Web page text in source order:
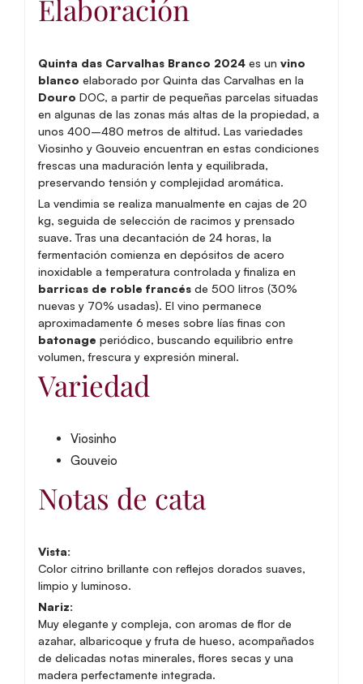
Elaboración
Quinta das Carvalhas Branco 2024es un vino
blanco elaborado por Quinta das Carvalhas en la
Douro DOC, a partir de pequeñas parcelas situadas
en algunas de las zonas más altas de la propiedad, a
unos 400–480 metros de altitud. Las variedades
Viosinho y Gouveio encuentran en estas condiciones
frescas una maduración lenta y equilibrada,
preservando tensión y complejidad aromática.
La vendimia se realiza manualmente en cajas de 20
kg, seguida de selección de racimos y prensado
suave. Tras una decantación de 24 horas, la
fermentación comienza en depósitos de acero
inoxidable a temperatura controlada y finaliza en
barricas de roble francésde 500 litros (30%
nuevas y 70% usadas). El vino permanece
aproximadamente 6 meses sobre lías finas con
batonage periódico, buscando equilibrio entre
volumen, frescura y expresión mineral.
Variedad
Viosinho
Gouveio
Notas de cata
Vista:
Color citrino brillante con reflejos dorados suaves,
limpio y luminoso.
Nariz:
Muy elegante y compleja, con aromas de flor de
azahar, albaricoque y fruta de hueso, acompañados
de delicadas notas minerales, flores secas y una
madera perfectamente integrada.